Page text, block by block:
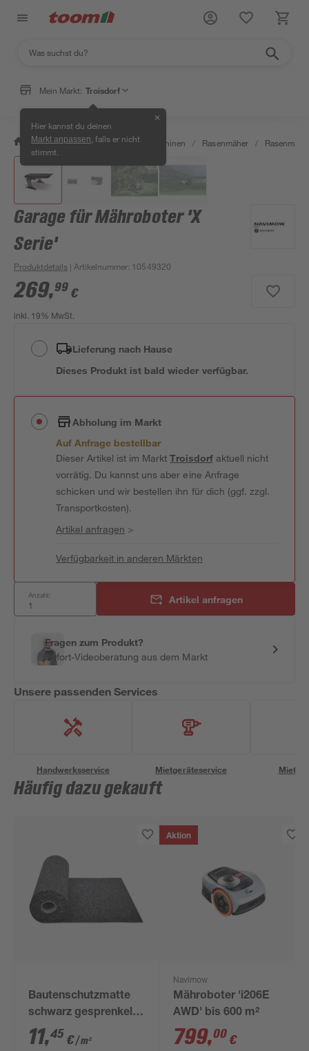
Mein Markt: Troisdorf
Hier kannst du deinen
Markt anpassen , falls er nicht
stimmt.
✕
/ Garten & Freizeit / Gartenmaschinen / Rasenmäher /
Garage für Mähroboter 'X
Serie'
Produktdetails | Artikelnummer: 10549320
269,99 €
inkl. 19% MwSt.
Lieferung nach Hause
Dieses Produkt ist bald wieder verfügbar.
Abholung im Markt
Auf Anfrage bestellbar
Dieser Artikel ist im MarktTroisdorfaktuell nicht
vorrätig. Du kannst uns aber eine Anfrage
schicken und wir bestellen ihn für dich (ggf. zzgl.
Transportkosten).
Artikel anfragen >
Verfügbarkeit in anderen Märkten
Anzahl: Artikel anfragen
Fragen zum Produkt?
Sofort-Videoberatung aus dem Markt
Unsere passenden Services
Handwerksservice Mietgeräteservice
Häufig dazu gekauft
Bautenschutzmatte
schwarz gesprenkelt
120 x 80 x 0,6 cm
11,45 €/ m²
Aktion
Navimow
Mähroboter 'i206E
AWD' bis 600 m²
799,00 €